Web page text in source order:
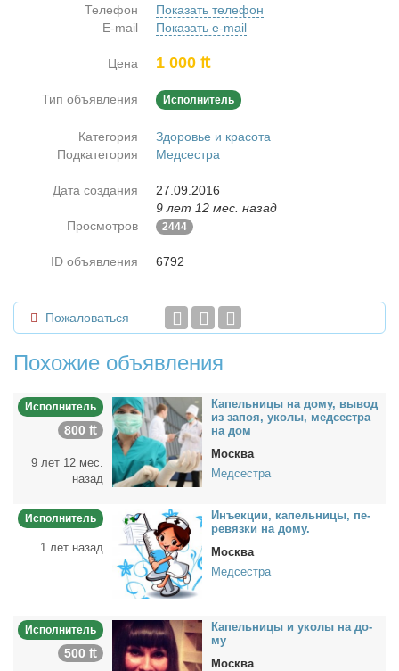
Телефон
Показать телефон
E-mail
Показать e-mail
Цена 1 000 ₶
Тип объявления Исполнитель
Категория
Здоровье и красота
Подкатегория
Медсестра
Дата создания
27.09.2016
9 лет 12 мес. назад
Просмотров
2444
ID объявления 6792
Пожаловаться
Похожие объявления
Исполнитель
800 ₶
9 лет 12 мес.
назад
Ка­пель­ни­цы на до­му, вы­вод
из за­поя, уко­лы, мед­сест­ра
на дом
Москва
Медсестра
Исполнитель
1 лет назад
Инъ­ек­ции, ка­пель­ни­цы, пе­
ре­вяз­ки на до­му.
Москва
Медсестра
Исполнитель
500 ₶
Ка­пель­ни­цы и уко­лы на до­
му
Москва